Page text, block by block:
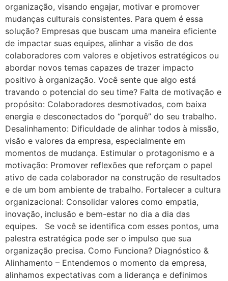
organização, visando engajar, motivar e promover
mudanças culturais consistentes. Para quem é essa
solução? Empresas que buscam uma maneira eficiente
de impactar suas equipes, alinhar a visão de dos
colaboradores com valores e objetivos estratégicos ou
abordar novos temas capazes de trazer impacto
positivo à organização. Você sente que algo está
travando o potencial do seu time? Falta de motivação e
propósito: Colaboradores desmotivados, com baixa
energia e desconectados do “porquê” do seu trabalho.
Desalinhamento: Dificuldade de alinhar todos à missão,
visão e valores da empresa, especialmente em
momentos de mudança. Estimular o protagonismo e a
motivação: Promover reflexões que reforçam o papel
ativo de cada colaborador na construção de resultados
e de um bom ambiente de trabalho. Fortalecer a cultura
organizacional: Consolidar valores como empatia,
inovação, inclusão e bem-estar no dia a dia das
equipes. Se você se identifica com esses pontos, uma
palestra estratégica pode ser o impulso que sua
organização precisa. Como Funciona? Diagnóstico &
Alinhamento – Entendemos o momento da empresa,
alinhamos expectativas com a liderança e definimos